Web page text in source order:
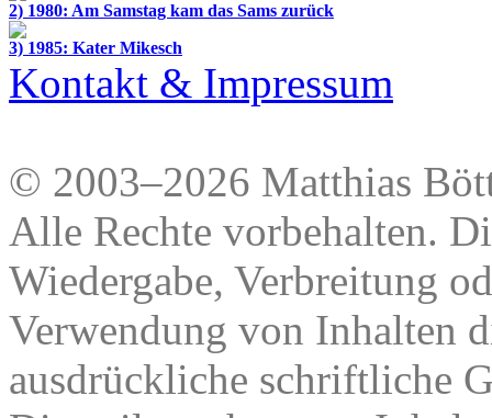
2) 1980: Am Samstag kam das Sams zurück
3) 1985: Kater Mikesch
Kontakt & Impressum
© 2003–2026 Matthias
Alle Rechte vorbehalten.
Wiedergabe, Verbreitung
Verwendung von Inhalten
ausdrückliche schriftliche